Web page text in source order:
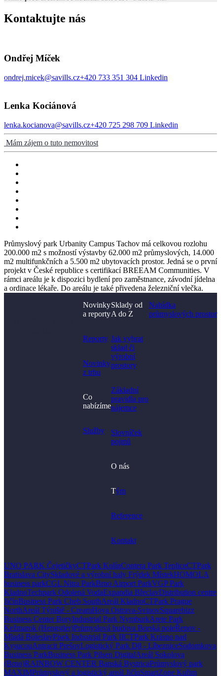
Kontaktujte nás
Ondřej Míček
ondrej.micek@savills.cz+420 733 351 304 Linkedin
Lenka Kociánová
lenka.kocianova@savills.cz+420 725 298 709 Linkedin
Mám zájem o tuto nemovitost
Průmyslový park Urbanity Campus Tachov má celkovou rozlohu
200.000 m2 s možností výstavby 62.000 m2 průmyslových, 14.000
m2 multifunkčních a 5.500 m2 ubytovacích prostor. Jedná se o první
projekt v České republice s certifikací BREEAM Communities. V
rámci areálu je k dispozici bydlení pro zaměstnance, závodní jídelna
a ordinace lékaře. Do areálu je také přivedena železniční vlečka.
Novinky
a reporty
Reporty
Novinky
z trhu
Co
nabízíme
Služby
Sklady od
A do Z
Jak vybrat
sklad či
výrobní
prostory​
Základní
pravidla pro
nájemce
Slovníček
pojmů
O nás
Tým
Reference
Kontakt
Nabídka
průmyslových prostor
UNO PARK ČejetičkyCTPark KolínContera Park TepliceCTPark
Bratislava CitySkladové a výrobní haly Frýdek MístekHOMOLA
business parkCGL Nitra ParkBrno Airport ParkVGP Park
KladnoTechpark Odolená VodaExpandia BřeclavDistribution centre
JičínBusiness Park Cheb SouthAreál KladnoCTPark Prague
NorthAreál Týniště - CreamHoya Ostrava-SvinovSquarebizz
Business Center BoryIndustrial Park NymburkArete Park
Kežmarok (Hengstler)Průmyslová budova Borská poleŘepov -
Mladá BoleslavPisek Industrial Park IICTPark Krásno nad
KysucouAntracit PrešovLogistický Park D8 - LíbezniceSodomkova
Business ParkBusiness Park Pilsen DigitalAreál Sokolova
(Brno)RAINBOW CENTER Banská BystricaPrůmyslový park
MAXIMPrůmyslový a logistický areál JičínSmartZone Kuřim